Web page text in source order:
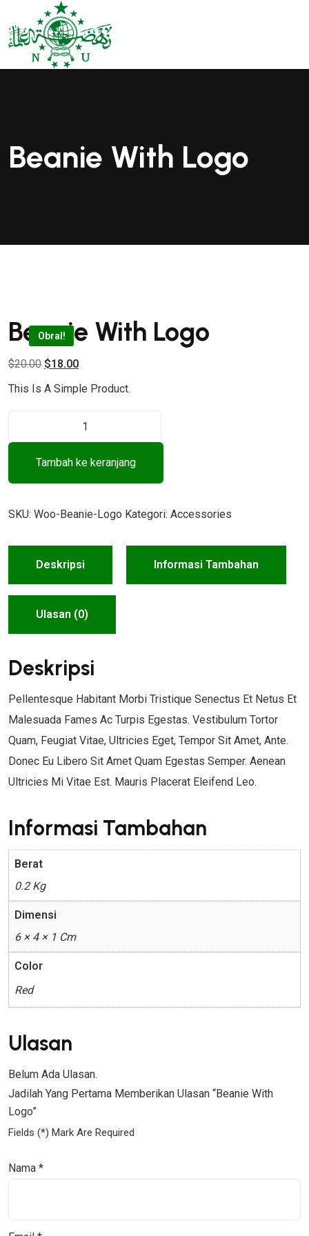
Beanie With Logo
Obral!
Beanie With Logo
$20.00 H
A
A
A
S
N
Y
A
D
L
A
H
:
$
2
0
.
$18.00H
A
G
A
S
A
I
N
A
D
L
A
H
:
$
1
0
This Is A Simple Product.
I
A
E
N
E
I
T
H
L
O
Tambah ke keranjang
SKU: Woo-Beanie-Logo Kategori: Accessories
Deskripsi Informasi Tambahan
Ulasan (0)
Deskripsi
Pellentesque Habitant Morbi Tristique Senectus Et Netus Et
Malesuada Fames Ac Turpis Egestas. Vestibulum Tortor
Quam, Feugiat Vitae, Ultricies Eget, Tempor Sit Amet, Ante.
Donec Eu Libero Sit Amet Quam Egestas Semper. Aenean
Ultricies Mi Vitae Est. Mauris Placerat Eleifend Leo.
Informasi Tambahan
Berat
0.2 Kg
Dimensi
6 × 4 × 1 Cm
Color
Red
Ulasan
Belum Ada Ulasan.
Jadilah Yang Pertama Memberikan Ulasan “Beanie With
Logo”
Fields (*) Mark Are Required
Nama *